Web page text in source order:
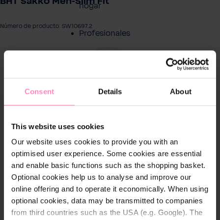
Consent Details About
This website uses cookies
Our website uses cookies to provide you with an
optimised user experience. Some cookies are essential
and enable basic functions such as the shopping basket.
Optional cookies help us to analyse and improve our
online offering and to operate it economically. When using
optional cookies, data may be transmitted to companies
from third countries such as the USA (e.g. Google). The
hogar
Profesionales
Productos
Resumen de
Productos
Número de producto: SW10697.2
galería de imágenes